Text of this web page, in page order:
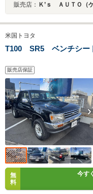
販売店： Ｋ’ｓ ＡＵＴＯ（
米国トヨタ
T100 SR5 ベンチシー
販売店保証
無
料
今す